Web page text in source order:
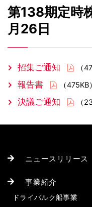
第138期定
月26日
招集ご通知 （
報告書 （475KB）
決議ご通知 （
ニュースリリース
事業紹介
ドライバルク船事業